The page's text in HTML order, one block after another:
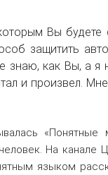
Вы будете
защитить
знаю, как Вы, а
и произвел.
На канале
языком